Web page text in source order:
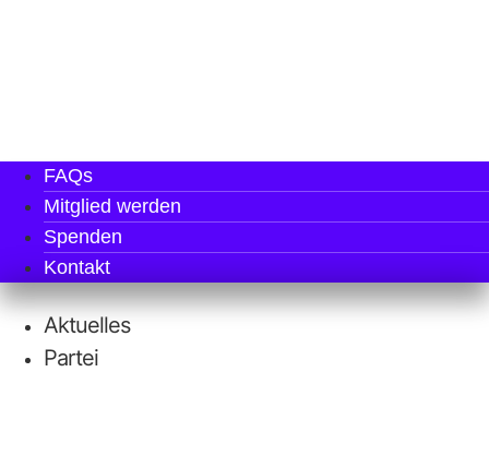
FAQs
Mit­glied werden
Spen­den
Kon­takt
Aktu­el­les
Par­tei